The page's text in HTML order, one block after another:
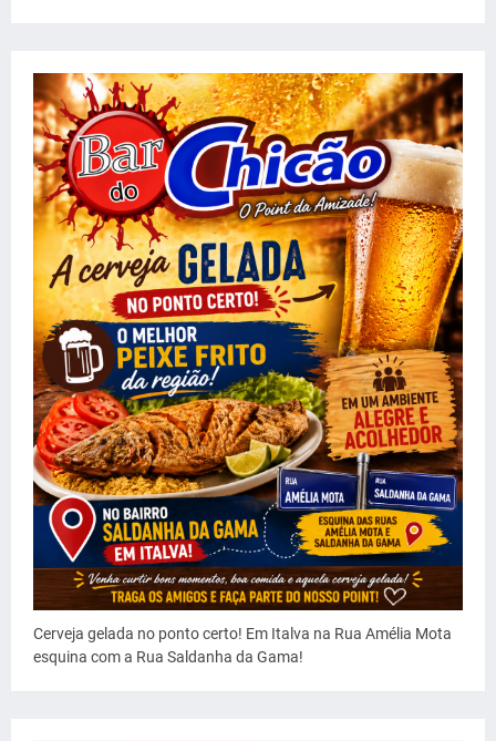
Cerveja gelada no ponto certo! Em Italva na Rua Amélia Mota
esquina com a Rua Saldanha da Gama!